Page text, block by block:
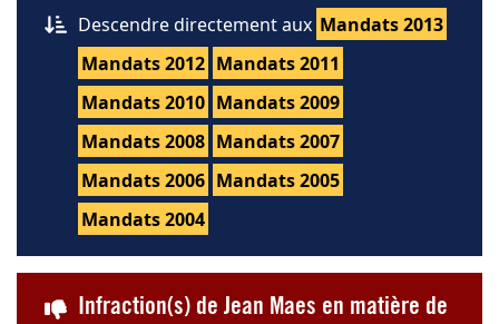
Descendre directement aux Mandats 2013
Mandats 2012 Mandats 2011
Mandats 2010 Mandats 2009
Mandats 2008 Mandats 2007
Mandats 2006 Mandats 2005
Mandats 2004
Infraction(s) de Jean Maes en matière de